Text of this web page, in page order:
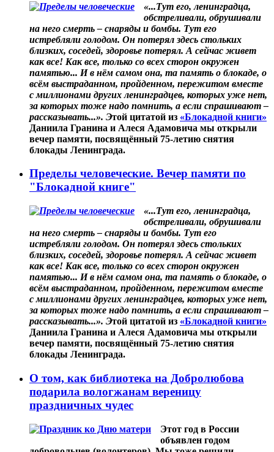
«...Тут его, ленинградца,
обстреливали, обрушивали
на него смерть – снаряды и бомбы. Тут его
истребляли голодом. Он потерял здесь стольких
близких, соседей, здоровье потерял. А сейчас живет
как все! Как все, только со всех сторон окружен
памятью... И в нём самом она, та память о блокаде, о
всём выстраданном, пройденном, пережитом вместе
с миллионами других ленинградцев, которых уже нет,
за которых тоже надо помнить, а если спрашивают –
рассказывать...». Этой цитатой из «Блокадной книги»
Даниила Гранина и Алеся Адамовича мы открыли
вечер памяти, посвящённый 75-летию снятия
блокады Ленинграда.
Пределы человеческие. Вечер памяти по
"Блокадной книге"
«...Тут его, ленинградца,
обстреливали, обрушивали
на него смерть – снаряды и бомбы. Тут его
истребляли голодом. Он потерял здесь стольких
близких, соседей, здоровье потерял. А сейчас живет
как все! Как все, только со всех сторон окружен
памятью... И в нём самом она, та память о блокаде, о
всём выстраданном, пройденном, пережитом вместе
с миллионами других ленинградцев, которых уже нет,
за которых тоже надо помнить, а если спрашивают –
рассказывать...». Этой цитатой из «Блокадной книги»
Даниила Гранина и Алеся Адамовича мы открыли
вечер памяти, посвящённый 75-летию снятия
блокады Ленинграда.
О том, как библиотека на Добролюбова
подарила вологжанам вереницу
праздничных чудес
Этот год в России
объявлен годом